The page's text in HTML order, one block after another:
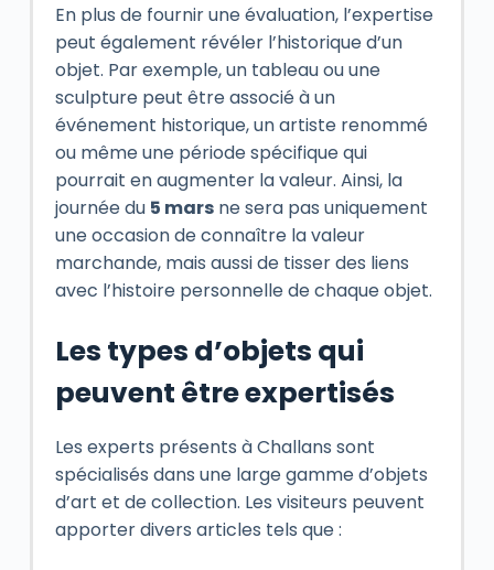
En plus de fournir une évaluation, l’expertise
peut également révéler l’historique d’un
objet. Par exemple, un tableau ou une
sculpture peut être associé à un
événement historique, un artiste renommé
ou même une période spécifique qui
pourrait en augmenter la valeur. Ainsi, la
journée du 5 marsne sera pas uniquement
une occasion de connaître la valeur
marchande, mais aussi de tisser des liens
avec l’histoire personnelle de chaque objet.
Les types d’objets qui
peuvent être expertisés
Les experts présents à Challans sont
spécialisés dans une large gamme d’objets
d’art et de collection. Les visiteurs peuvent
apporter divers articles tels que :